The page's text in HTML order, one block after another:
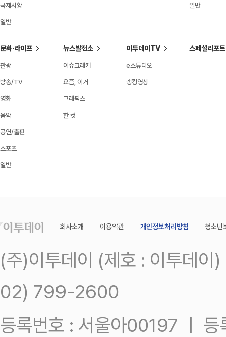
국제시황
일반
일반
문화·라이프
관광
방송/TV
영화
음악
공연/출판
스포츠
일반
뉴스발전소
이슈크래커
요즘, 이거
그래픽스
한 컷
이투데이TV
e스튜디오
랭킹영상
스페셜리포트
회사소개 이용약관 개인정보처리방침 청소년
(주)이투데이 (제호 : 이투데
02) 799-2600
등록번호 : 서울아00197 ㅣ